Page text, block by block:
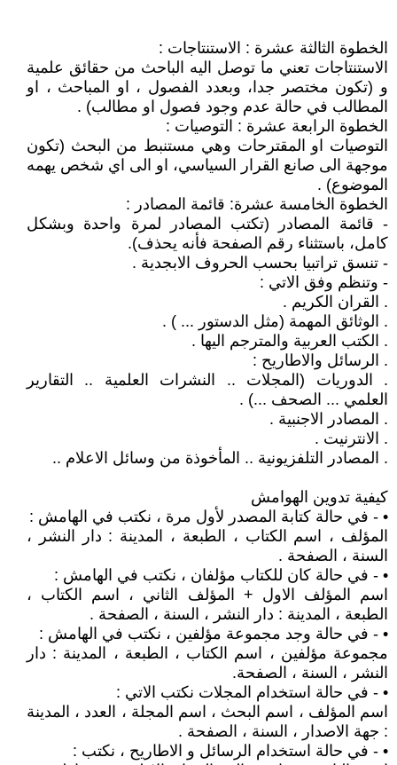
الخطوة الثالثة عشرة : الاستنتاجات :
الاستنتاجات تعني ما توصل اليه الباحث من حقائق علمية
و (تكون مختصر جدا، وبعدد الفصول ، او المباحث ، او
المطالب في حالة عدم وجود فصول او مطالب) .
الخطوة الرابعة عشرة : التوصيات :
التوصيات او المقترحات وهي مستنبط من البحث (تكون
موجهة الى صانع القرار السياسي، او الى اي شخص يهمه
الموضوع) .
الخطوة الخامسة عشرة: قائمة المصادر :
- قائمة المصادر (تكتب المصادر لمرة واحدة وبشكل
كامل، باستثناء رقم الصفحة فأنه يحذف).
- تنسق تراتبيا بحسب الحروف الابجدية .
- وتنظم وفق الاتي :
. القران الكريم .
. الوثائق المهمة (مثل الدستور ... ) .
. الكتب العربية والمترجم اليها .
. الرسائل والاطاريح :
. الدوريات (المجلات .. النشرات العلمية .. التقارير
العلمي ... الصحف ...) .
. المصادر الاجنبية .
. الانترنيت .
. المصادر التلفزيونية .. المأخوذة من وسائل الاعلام ..
كيفية تدوين الهوامش
• - في حالة كتابة المصدر لأول مرة ، نكتب في الهامش :
المؤلف ، اسم الكتاب ، الطبعة ، المدينة : دار النشر ،
السنة ، الصفحة .
• - في حالة كان للكتاب مؤلفان ، نكتب في الهامش :
اسم المؤلف الاول + المؤلف الثاني ، اسم الكتاب ،
الطبعة ، المدينة : دار النشر ، السنة ، الصفحة .
• - في حالة وجد مجموعة مؤلفين ، نكتب في الهامش :
مجموعة مؤلفين ، اسم الكتاب ، الطبعة ، المدينة : دار
النشر ، السنة ، الصفحة.
• - في حالة استخدام المجلات نكتب الاتي :
اسم المؤلف ، اسم البحث ، اسم المجلة ، العدد ، المدينة
: جهة الاصدار ، السنة ، الصفحة .
• - في حالة استخدام الرسائل و الاطاريح ، نكتب :